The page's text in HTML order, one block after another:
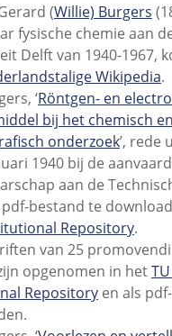
(Willie) Burgers
fysische chemie aan
Delft van 1940-1967,
Wikipedia.
‘Röntgen- en
bij het chemisch en
onderzoek’, rede
1940 bij de
aan de
pdf-bestand te
Repository.
van 25 promovendi
opgenomen in het
Repositoryen als